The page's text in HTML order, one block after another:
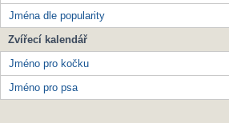
Jména dle popularity
Zvířecí kalendář
Jméno pro kočku
Jméno pro psa